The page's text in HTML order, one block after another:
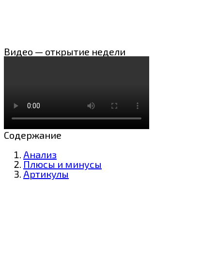
Видео — открытие недели
Содержание
Анализ
Плюсы и минусы
Артикулы